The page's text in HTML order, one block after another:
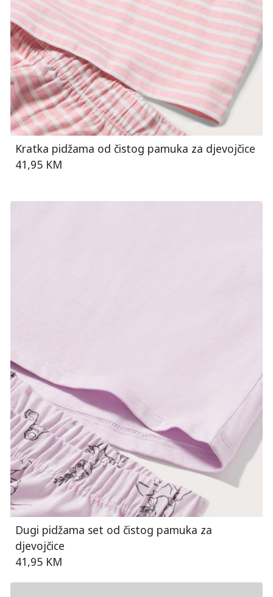
Kratka pidžama od čistog pamuka za djevojčice
41,95 KM
Dugi pidžama set od čistog pamuka za
djevojčice
41,95 KM